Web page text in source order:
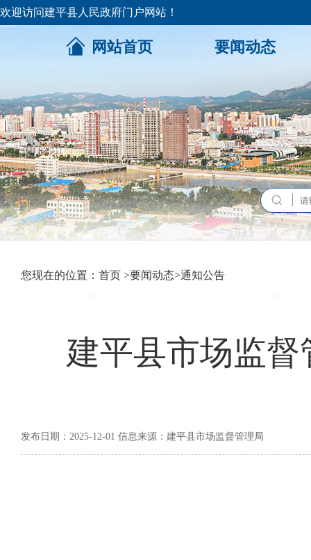
欢迎访问建平县人民政府门户网站！
网站首页 要闻动态
您现在的位置： 首页 >要闻动态>通知公告
建平县市场监
发布日期：2025-12-01 信息来源：建平县市场监督管理局